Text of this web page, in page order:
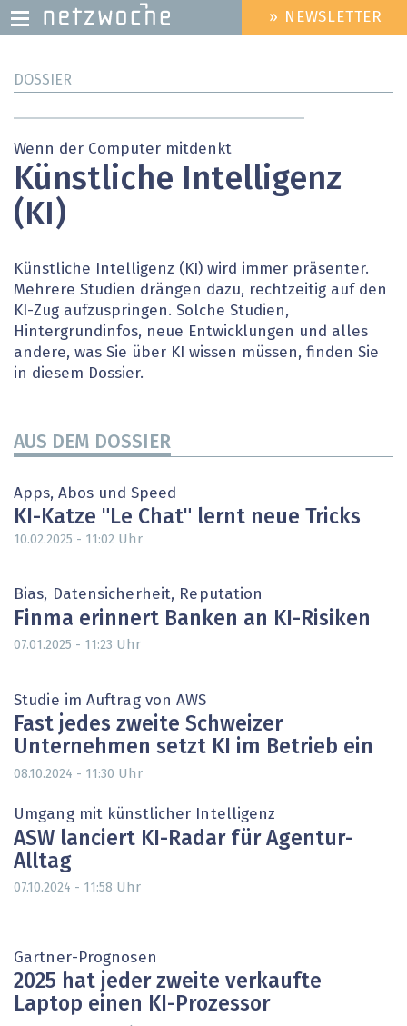
zum
HEADER
MENU
» NEWSLETTER
DOSSIER
Wenn der Computer mitdenkt
Künstliche Intelligenz
(KI)
Künstliche Intelligenz (KI) wird immer präsenter.
Mehrere Studien drängen dazu, rechtzeitig auf den
KI-Zug aufzuspringen. Solche Studien,
Hintergrundinfos, neue Entwicklungen und alles
andere, was Sie über KI wissen müssen, finden Sie
in diesem Dossier.
AUS DEM DOSSIER
Apps, Abos und Speed
KI-Katze "Le Chat" lernt neue Tricks
10.02.2025 - 11:02 Uhr
Bias, Datensicherheit, Reputation
Finma erinnert Banken an KI-Risiken
07.01.2025 - 11:23 Uhr
Studie im Auftrag von AWS
Fast jedes zweite Schweizer
Unternehmen setzt KI im Betrieb ein
08.10.2024 - 11:30 Uhr
Umgang mit künstlicher Intelligenz
ASW lanciert KI-Radar für Agentur-
Alltag
07.10.2024 - 11:58 Uhr
Gartner-Prognosen
2025 hat jeder zweite verkaufte
Laptop einen KI-Prozessor